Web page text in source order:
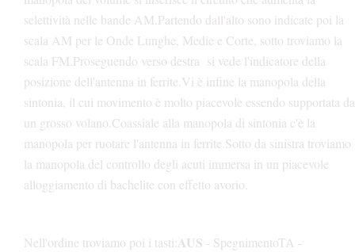
selettività nelle bande AM. Partendo dall'alto sono indicate poi la
scala AM per le Onde Lunghe, Medie e Corte, sotto troviamo la
scala FM. Proseguendo verso destra si vede l'indicatore della
posizione dell'antenna in ferrite. Vi è infine la manopola della
sintonia, il cui movimento è molto piacevole essendo supportata da
un grosso volano. Coassiale alla manopola di sintonia c'è la
manopola per ruotare l'antenna in ferrite. Sotto da sinistra troviamo
la manopola del controllo degli acuti immersa in un piacevole
alloggiamento di bachelite con effetto avorio.
Nell'ordine troviamo poi i tasti:AUS - SpegnimentoTA -